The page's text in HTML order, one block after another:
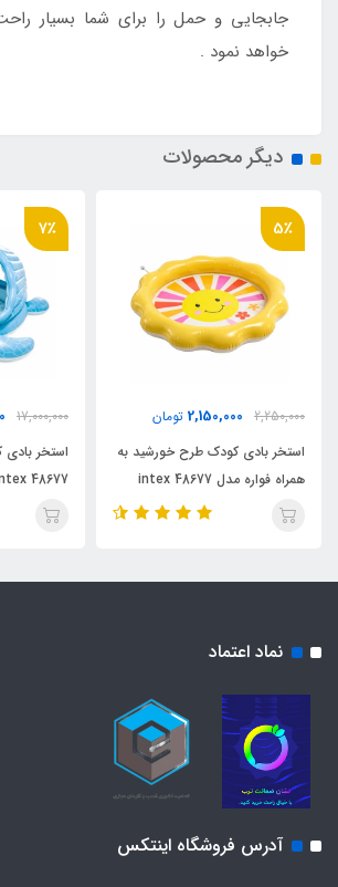
جابجایی و حمل را برای شما بسیار
خواهد نمود .
دیگر محصولات
5٪
2,250,000
2,150,000 تومان
استخر بادی کودک طرح خورشید به
همراه فواره مدل 48677 intex
7٪
17,000,000
استخر
48677 intex
نماد اعتماد
آدرس فروشگاه اینتکس